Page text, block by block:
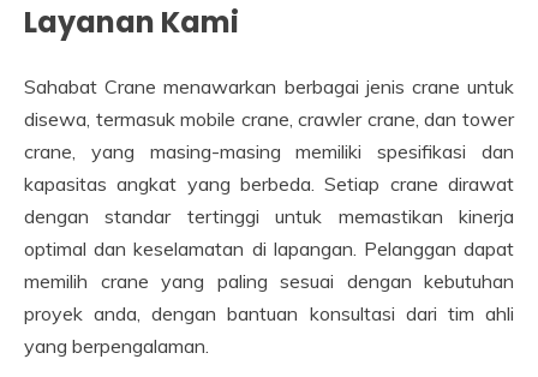
Layanan Kami
Sahabat Crane menawarkan berbagai jenis crane untuk
disewa, termasuk mobile crane, crawler crane, dan tower
crane, yang masing-masing memiliki spesifikasi dan
kapasitas angkat yang berbeda. Setiap crane dirawat
dengan standar tertinggi untuk memastikan kinerja
optimal dan keselamatan di lapangan. Pelanggan dapat
memilih crane yang paling sesuai dengan kebutuhan
proyek anda, dengan bantuan konsultasi dari tim ahli
yang berpengalaman.